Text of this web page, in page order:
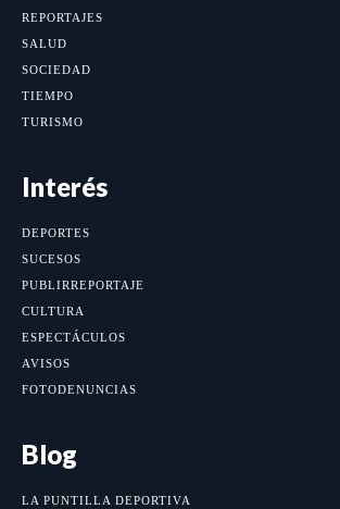
REPORTAJES
SALUD
SOCIEDAD
TIEMPO
TURISMO
Interés
DEPORTES
SUCESOS
PUBLIRREPORTAJE
CULTURA
ESPECTÁCULOS
AVISOS
FOTODENUNCIAS
Blog
LA PUNTILLA DEPORTIVA